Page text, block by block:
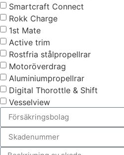
Smartcraft Connect
Rokk Charge
1st Mate
Active trim
Rostfria stålpropellrar
Motoröverdrag
Aluminiumpropellrar
Digital Thorottle & Shift
Vesselview